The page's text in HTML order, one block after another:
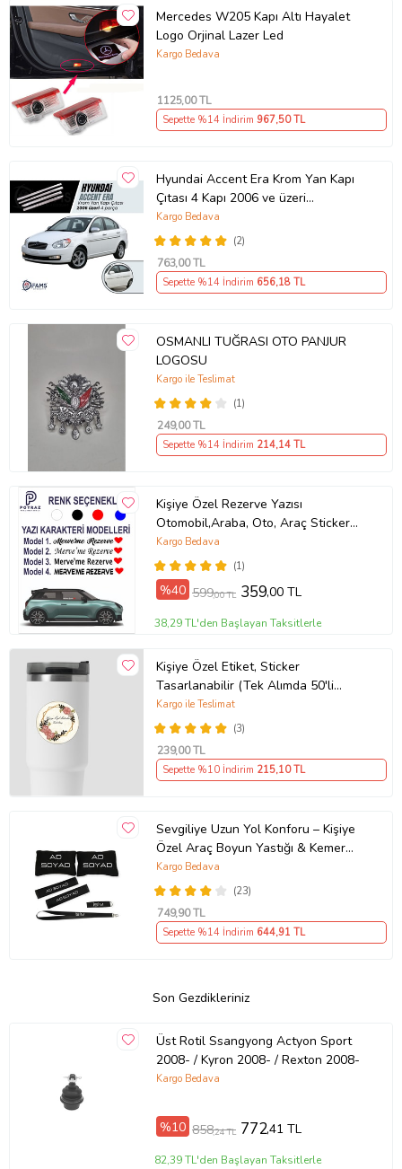
Mercedes W205 Kapı Altı Hayalet
Logo Orjinal Lazer Led
Kargo Bedava
1125,00 TL
Sepette %14 İndirim 967,50 TL
Hyundai Accent Era Krom Yan Kapı
Çıtası 4 Kapı 2006 ve üzeri
Paslanmaz Çelik
(2)
Kargo Bedava
763,00 TL
Sepette %14 İndirim 656,18 TL
OSMANLI TUĞRASI OTO PANJUR
LOGOSU
(1)
Kargo ile Teslimat
249,00 TL
Sepette %14 İndirim 214,14 TL
Kişiye Özel Rezerve Yazısı
Otomobil,Araba, Oto, Araç Sticker
(Parlak Beyaz)
(1)
Kargo Bedava
%40 599,00 TL 359,00 TL
38,29 TL'den Başlayan Taksitlerle
Kişiye Özel Etiket, Sticker
Tasarlanabilir (Tek Alımda 50'li
Gönderim Yapılmaktadır)
(3)
Kargo ile Teslimat
239,00 TL
Sepette %10 İndirim 215,10 TL
Sevgiliye Uzun Yol Konforu – Kişiye
Özel Araç Boyun Yastığı & Kemer
Pedi Hediye Seti
(23)
Kargo Bedava
749,90 TL
Sepette %14 İndirim 644,91 TL
Son Gezdikleriniz
Üst Rotil Ssangyong Actyon Sport
2008- / Kyron 2008- / Rexton 2008-
Kargo Bedava
%10 858,24 TL 772,41 TL
82,39 TL'den Başlayan Taksitlerle